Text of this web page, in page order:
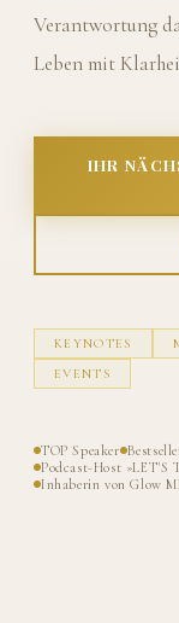
Verantwortung
Leben mit
IHR
KEYNOTES
EVENTS
TOP Speaker
Podcast-Host »LET'S
Inhaberin von Glow